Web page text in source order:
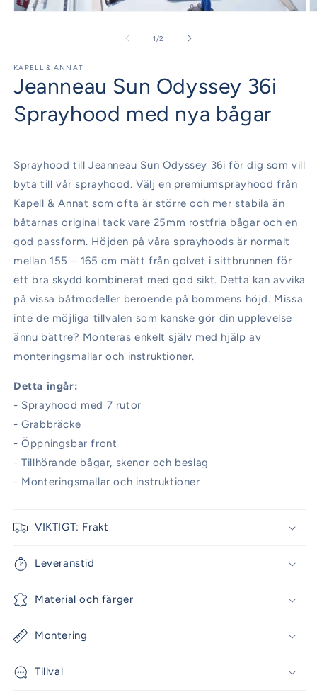
1/av
2
KAPELL & ANNAT
Jeanneau Sun Odyssey 36i
Sprayhood med nya bågar
Sprayhood till Jeanneau Sun Odyssey 36i för dig som vill
byta till vår sprayhood. Välj en premiumsprayhood från
Kapell & Annat som ofta är större och mer stabila än
båtarnas original tack vare 25mm rostfria bågar och en
god passform. Höjden på våra sprayhoods är normalt
mellan 155 – 165 cm mätt från golvet i sittbrunnen för
ett bra skydd kombinerat med god sikt. Detta kan avvika
på vissa båtmodeller beroende på bommens höjd. Missa
inte de möjliga tillvalen som kanske gör din upplevelse
ännu bättre? Monteras enkelt själv med hjälp av
monteringsmallar och instruktioner.
Detta ingår:
- Sprayhood med 7 rutor
- Grabbräcke
- Öppningsbar front
- Tillhörande bågar, skenor och beslag
- Monteringsmallar och instruktioner
VIKTIGT: Frakt
Leveranstid
Material och färger
Montering
Tillval